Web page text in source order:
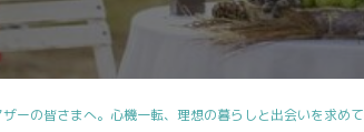
ーの皆さまへ。心機一転、理想の暮らしと出会いを求めて